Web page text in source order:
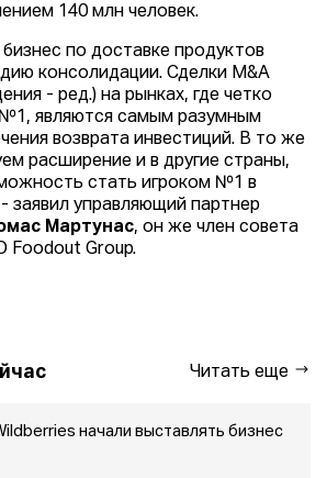
140 млн человек.
по доставке продуктов
консолидации. Сделки M&A
- ред.) на рынках, где четко
являются самым разумным
возврата инвестиций. В то же
расширение и в другие страны,
стать игроком №1 в
заявил управляющий партнер
Мартунас, он же член совета
Foodout Group.
Читать еще
начали выставлять бизнес